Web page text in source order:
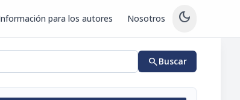
para los autores Nosotros dark_mode
searchBuscar